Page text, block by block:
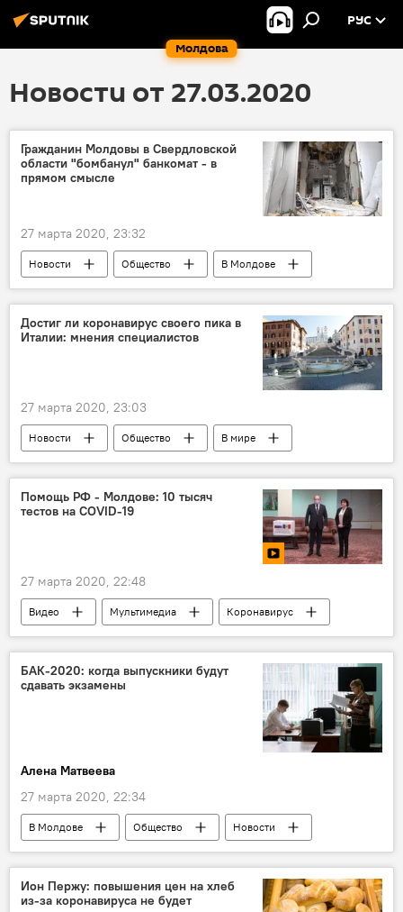
Молдова
РУС
Новости от 27.03.2020
Гражданин Молдовы в Свердловской
области "бомбанул" банкомат - в
прямом смысле
27 марта 2020, 23:32
Новости Общество
В Молдове
кража
Достиг ли коронавирус своего пика в
Италии: мнения специалистов
27 марта 2020, 23:03
Новости Общество
В мире
Коронавирус
Помощь РФ - Молдове: 10 тысяч
тестов на COVID-19
27 марта 2020, 22:48
Видео Мультимедиа
Коронавирус
Новости
Общество
В мире
Общество
Россия
БАК-2020: когда выпускники будут
сдавать экзамены
Алена Матвеева
27 марта 2020, 22:34
В Молдове Общество
Новости
Коронавирус
Ион Пержу: повышения цен на хлеб
из-за коронавируса не будет